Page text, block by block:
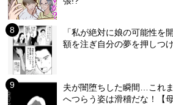
「私が絶対に娘の可能性
額を注ぎ自分の夢を押しつ
夫が闇堕ちした瞬間…これ
へつらう姿は滑稽だな！【